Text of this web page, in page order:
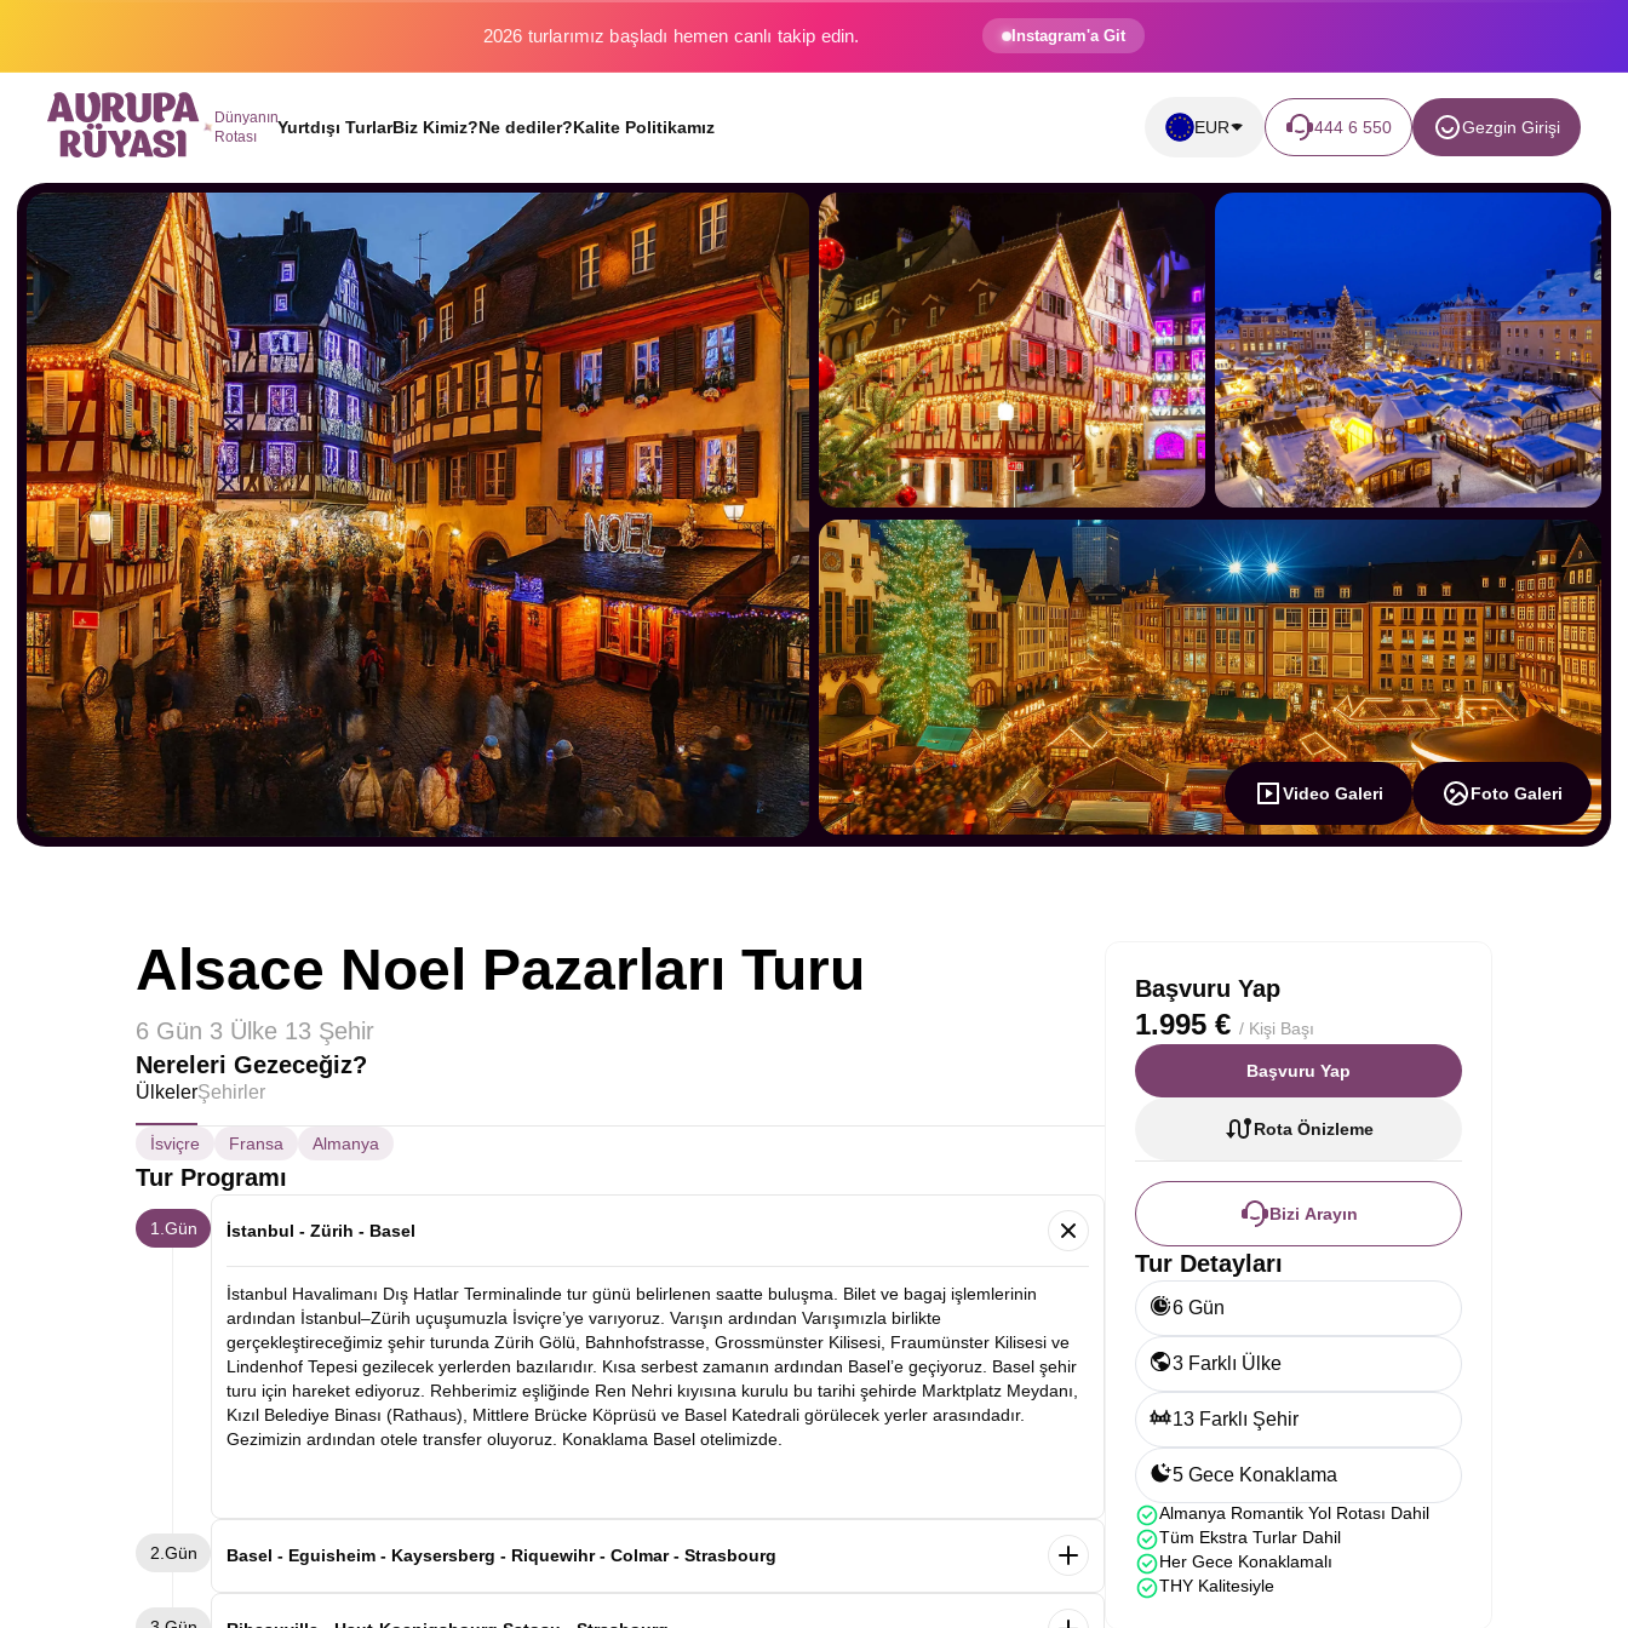
2026 turlarımız başladı hemen canlı takip edin. Instagram'a Git
Dünyanın
Rotası
Yurtdışı TurlarBiz Kimiz?Ne dediler?Kalite Politikamız EUR 444 6 550 Gezgin Girişi
Video Galeri Foto Galeri
Alsace Noel Pazarları Turu
6 Gün 3 Ülke 13 Şehir
Nereleri Gezeceğiz?
ÜlkelerŞehirler
İsviçre Fransa Almanya
Tur Programı
1.Gün İstanbul - Zürih - Basel
İstanbul Havalimanı Dış Hatlar Terminalinde tur günü belirlenen saatte buluşma. Bilet ve bagaj işlemlerinin
ardından İstanbul–Zürih uçuşumuzla İsviçre’ye varıyoruz. Varışın ardından Varışımızla birlikte
gerçekleştireceğimiz şehir turunda Zürih Gölü, Bahnhofstrasse, Grossmünster Kilisesi, Fraumünster Kilisesi ve
Lindenhof Tepesi gezilecek yerlerden bazılarıdır. Kısa serbest zamanın ardından Basel’e geçiyoruz. Basel şehir
turu için hareket ediyoruz. Rehberimiz eşliğinde Ren Nehri kıyısına kurulu bu tarihi şehirde Marktplatz Meydanı,
Kızıl Belediye Binası (Rathaus), Mittlere Brücke Köprüsü ve Basel Katedrali görülecek yerler arasındadır.
Gezimizin ardından otele transfer oluyoruz. Konaklama Basel otelimizde.
2.Gün Basel - Eguisheim - Kaysersberg - Riquewihr - Colmar - Strasbourg
Başvuru Yap
1.995 € / Kişi Başı
Başvuru Yap
Rota Önizleme
Bizi Arayın
Tur Detayları
6 Gün
3 Farklı Ülke
13 Farklı Şehir
5 Gece Konaklama
Almanya Romantik Yol Rotası Dahil
Tüm Ekstra Turlar Dahil
Her Gece Konaklamalı
THY Kalitesiyle